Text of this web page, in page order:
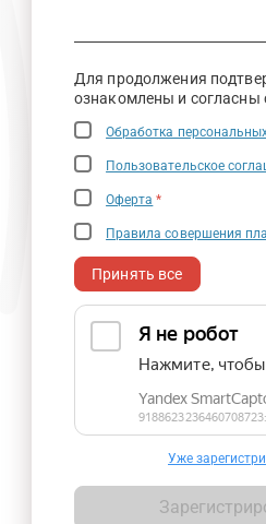
Для продолжения
ознакомлены и согласны
Обработка
Пользовательское
Оферта *
Правила совершения
Принять все
Уже